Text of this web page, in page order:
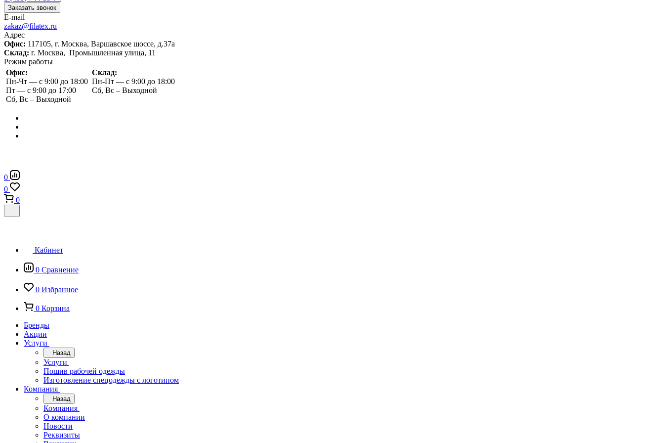
Заказать звонок
E-mail
zakaz@filatex.ru
Адрес
Офис: 117105, г. Москва, Варшавское шоссе, д.37а
Склад: г. Москва, Промышленная улица, 11
Режим работы
Офис:
Пн-Чт — с 9:00 до 18:00
Пт — с 9:00 до 17:00
Сб, Вс – Выходной
Склад:
Пн-Пт — с 9:00 до 18:00
Сб, Вс – Выходной
0
0
0
Кабинет
0 Сравнение
0 Избранное
0 Корзина
Бренды
Акции
Услуги
Назад
Услуги
Пошив рабочей одежды
Изготовление спецодежды с логотипом
Компания
Назад
Компания
О компании
Новости
Реквизиты